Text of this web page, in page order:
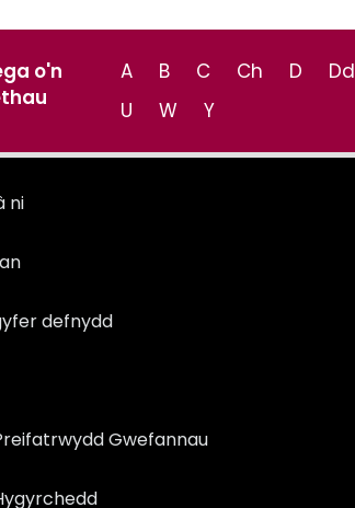
o'n
A B C Ch D Dd
U
W Y
ni
defnydd
Gwefannau